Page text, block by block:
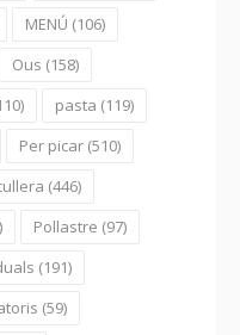
MENÚ (106)
Ous (158)
pasta (119)
Per picar (510)
(446)
Pollastre (97)
(191)
(59)